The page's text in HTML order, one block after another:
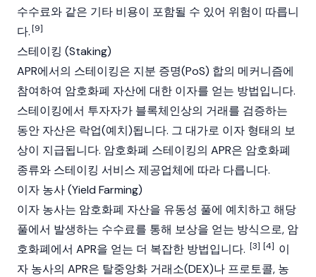
수수료와 같은 기타 비용이 포함될 수 있어 위험이 따릅니
다.[9]
스테이킹 (Staking)
APR에서의 스테이킹은 지분 증명(PoS) 합의 메커니즘에
참여하여 암호화폐 자산에 대한 이자를 얻는 방법입니다.
스테이킹에서 투자자가 블록체인상의 거래를 검증하는
동안 자산은 락업(예치)됩니다. 그 대가로 이자 형태의 보
상이 지급됩니다. 암호화폐 스테이킹의 APR은 암호화폐
종류와 스테이킹 서비스 제공업체에 따라 다릅니다.
이자 농사 (Yield Farming)
이자 농사는 암호화폐 자산을 유동성 풀에 예치하고 해당
풀에서 발생하는 수수료를 통해 보상을 얻는 방식으로, 암
호화폐에서 APR을 얻는 더 복잡한 방법입니다. [3] [4] 이
자 농사의 APR은 탈중앙화 거래소(DEX)나 프로토콜, 농